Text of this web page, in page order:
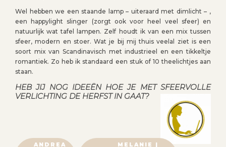
Wel hebben we een staande lamp – uiteraard met dimlicht – ,
een happylight slinger (zorgt ook voor heel veel sfeer) en
natuurlijk wat tafel lampen. Zelf houdt ik van een mix tussen
sfeer, modern en stoer. Wat je bij mij thuis veelal ziet is een
soort mix van Scandinavisch met industrieel en een tikkeltje
romantiek. Zo heb ik standaard een stuk of 10 theelichtjes aan
staan.
HEB JIJ NOG IDEEËN HOE JE MET SFEERVOLLE
VERLICHTING DE HERFST IN GAAT?
B ANDREA MELANIE |